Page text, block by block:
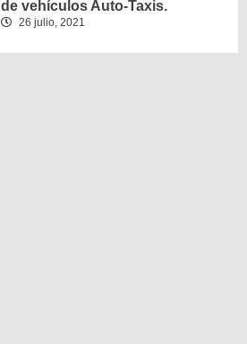
de vehículos Auto-Taxis.
26 julio, 2021